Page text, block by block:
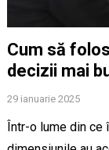
Cum să
decizii mai
29 ianuarie 2025
Într-o lume din